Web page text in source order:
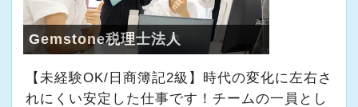
Gemstone税理士法人
【未経験OK/日商簿記2級】時代の変化に左右さ
れにくい安定した仕事です！チームの一員とし